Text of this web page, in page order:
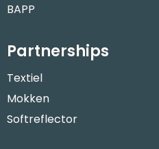
BAPP
Partnerships
Textiel
Mokken
Softreflector